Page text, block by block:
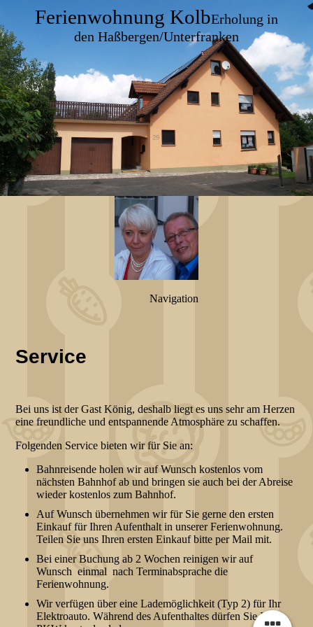
Ferienwohnung KolbErholung in
den Haßbergen/Unterfranken
Navigation
Service
Bei uns ist der Gast König, deshalb liegt es uns sehr am Herzen
eine freundliche und entspannende Atmosphäre zu schaffen.
Folgenden Service bieten wir für Sie an:
Bahnreisende holen wir auf Wunsch kostenlos vom
nächsten Bahnhof ab und bringen sie auch bei der Abreise
wieder kostenlos zum Bahnhof.
Auf Wunsch übernehmen wir für Sie gerne den ersten
Einkauf für Ihren Aufenthalt in unserer Ferienwohnung.
Teilen Sie uns Ihren ersten Einkauf bitte per Mail mit.
Bei einer Buchung ab 2 Wochen reinigen wir auf
Wunsch einmal nach Terminabsprache die
Ferienwohnung.
Wir verfügen über eine Lademöglichkeit (Typ 2) für Ihr
Elektroauto. Während des Aufenthaltes dürfen Sie Ihren